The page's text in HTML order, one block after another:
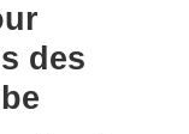
des